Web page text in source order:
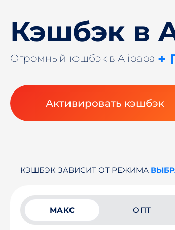
Кэшбэк в
Огромный кэшбэк в Alibaba +
Активировать кэшбэк
КЭШБЭК ЗАВИСИТ ОТ РЕЖИМА
МАКС ОПТ